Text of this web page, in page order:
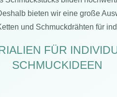
bieten wir eine große
und Schmuckdrähten für
FÜR
SCHMUCKIDEEN